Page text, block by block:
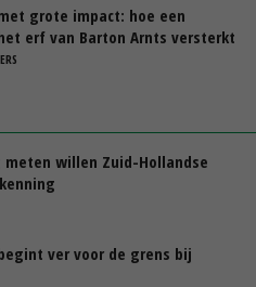
grote impact: hoe een
erf van Barton Arnts versterkt
meten willen Zuid-Hollandse
ver voor de grens bij